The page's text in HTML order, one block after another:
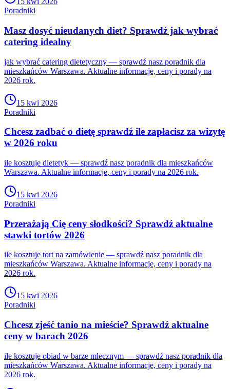
Poradniki
Masz dosyć nieudanych diet? Sprawdź jak wybrać
catering idealny
jak wybrać catering dietetyczny — sprawdź nasz poradnik dla
mieszkańców Warszawa. Aktualne informacje, ceny i porady na
2026 rok.
15 kwi 2026
Poradniki
Chcesz zadbać o dietę sprawdź ile zapłacisz za wizytę
w 2026 roku
ile kosztuje dietetyk — sprawdź nasz poradnik dla mieszkańców
Warszawa. Aktualne informacje, ceny i porady na 2026 rok.
15 kwi 2026
Poradniki
Przerażają Cię ceny słodkości? Sprawdź aktualne
stawki tortów 2026
ile kosztuje tort na zamówienie — sprawdź nasz poradnik dla
mieszkańców Warszawa. Aktualne informacje, ceny i porady na
2026 rok.
15 kwi 2026
Poradniki
Chcesz zjeść tanio na mieście? Sprawdź aktualne
ceny w barach 2026
ile kosztuje obiad w barze mlecznym — sprawdź nasz poradnik dla
mieszkańców Warszawa. Aktualne informacje, ceny i porady na
2026 rok.